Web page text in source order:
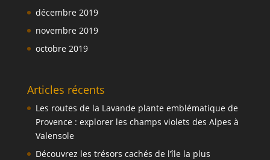
décembre 2019
novembre 2019
octobre 2019
Articles récents
Les routes de la Lavande plante emblématique de
Provence : explorer les champs violets des Alpes à
Valensole
Découvrez les trésors cachés de l’île la plus